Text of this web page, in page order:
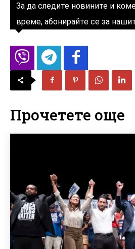
За да следите новините и
време, абонирайте се за
Прочетете още